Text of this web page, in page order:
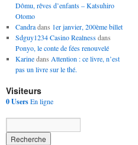
Dômu, rêves d’enfants – Katsuhiro
Otomo
Candradans 1er janvier, 200ème billet
Sdguy1234 Casino Realnessdans
Ponyo, le conte de fées renouvelé
Karinedans Attention : ce livre, n’est
pas un livre sur le thé.
Visiteurs
0 UsersEn ligne